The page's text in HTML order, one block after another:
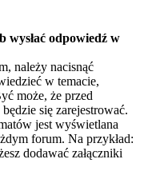
odpowiedź w
należy nacisnąć
w temacie,
może, że przed
się zarejestrować.
jest wyświetlana
forum. Na przykład:
dodawać załączniki